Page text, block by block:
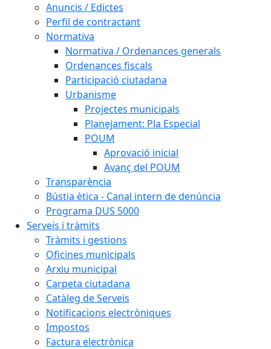
Anuncis / Edictes
Perfil de contractant
Normativa
Normativa / Ordenances generals
Ordenances fiscals
Participació ciutadana
Urbanisme
Projectes municipals
Planejament: Pla Especial
POUM
Aprovació inicial
Avanç del POUM
Transparència
Bústia ètica - Canal intern de denúncia
Programa DUS 5000
Serveis i tràmits
Tràmits i gestions
Oficines municipals
Arxiu municipal
Carpeta ciutadana
Catàleg de Serveis
Notificacions electròniques
Impostos
Factura electrònica